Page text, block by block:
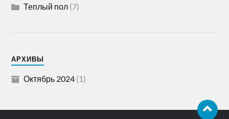
Теплый пол (7)
АРХИВЫ
Октябрь 2024 (1)